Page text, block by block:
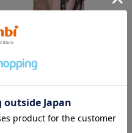
フィカゴー アジャイル 2
『FikaGO（フィカゴー）』か